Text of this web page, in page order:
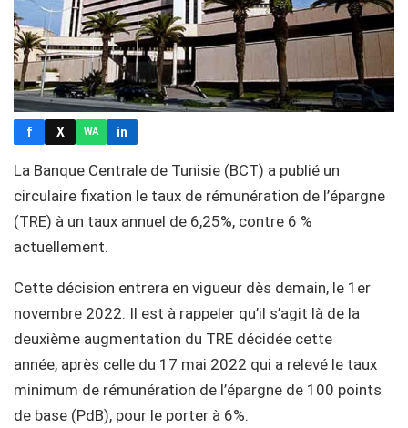
f X WA in
La Banque Centrale de Tunisie (BCT) a publié un
circulaire fixation le taux de rémunération de l’épargne
(TRE) à un taux annuel de 6,25%, contre 6 %
actuellement.
Cette décision entrera en vigueur dès demain, le 1er
novembre 2022. Il est à rappeler qu’il s’agit là de la
deuxième augmentation du TRE décidée cette
année, après celle du 17 mai 2022 qui a relevé le taux
minimum de rémunération de l’épargne de 100 points
de base (PdB), pour le porter à 6%.